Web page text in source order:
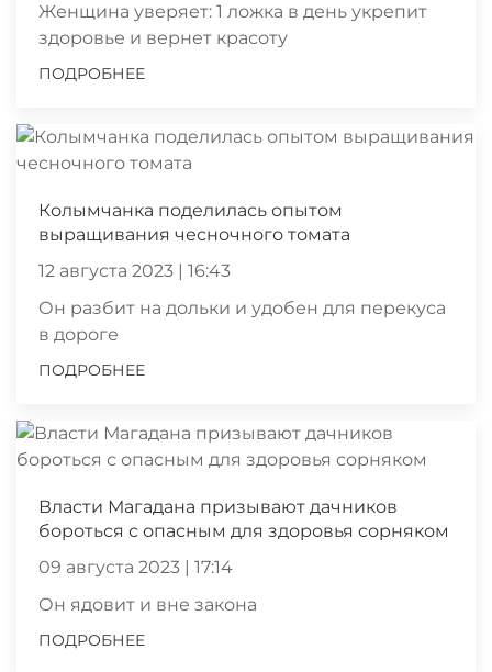
Женщина уверяет: 1 ложка в день укрепит
здоровье и вернет красоту
ПОДРОБНЕЕ
Колымчанка поделилась опытом
выращивания чесночного томата
12 августа 2023 | 16:43
Он разбит на дольки и удобен для перекуса
в дороге
ПОДРОБНЕЕ
Власти Магадана призывают дачников
бороться с опасным для здоровья сорняком
09 августа 2023 | 17:14
Он ядовит и вне закона
ПОДРОБНЕЕ